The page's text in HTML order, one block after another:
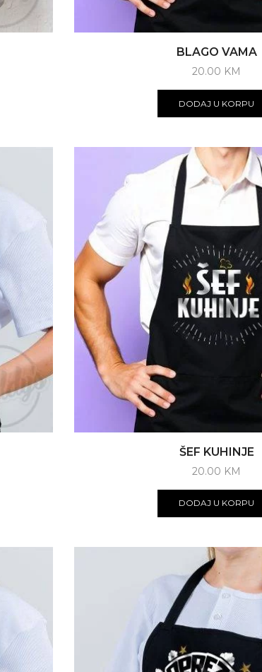
BLAGO VAMA
20.00 KM
DODAJ U KORPU
ŠEF KUHINJE
20.00 KM
DODAJ U KORPU